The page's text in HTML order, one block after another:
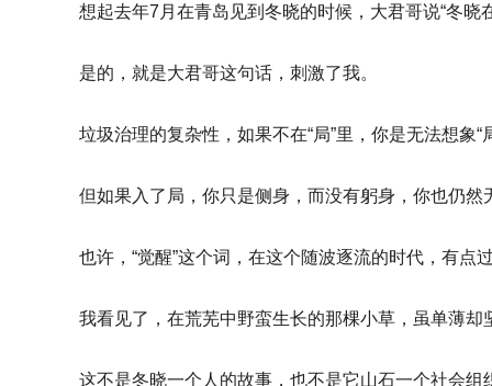
想起去年7月在青岛见到冬晓的时候，大君哥说“冬
是的，就是大君哥这句话，刺激了我。
垃圾治理的复杂性，如果不在“局”里，你是无法想象
但如果入了局，你只是侧身，而没有躬身，你也仍
也许，“觉醒”这个词，在这个随波逐流的时代，有
我看见了，在荒芜中野蛮生长的那棵小草，虽单薄
这不是冬晓一个人的故事，也不是它山石一个社会组